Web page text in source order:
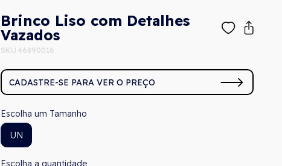
Brinco Liso com Detalhes
Vazados
SKU 46890016
CADASTRE-SE PARA VER O PREÇO
Tamanho
UN